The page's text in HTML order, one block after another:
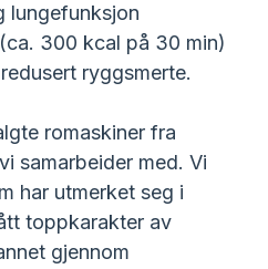
lungefunksjon
300 kcal på 30 min)
ryggsmerte.
romaskiner fra
samarbeider med. Vi
har utmerket seg i
toppkarakter av
gjennom